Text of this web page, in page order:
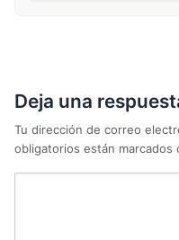
Deja una
Tu dirección de correo
obligatorios están marcados